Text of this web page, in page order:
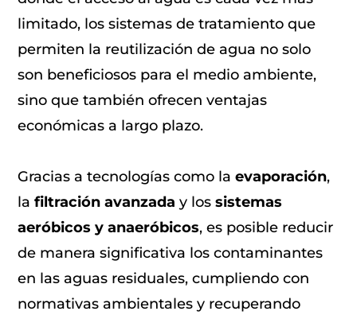
limitado, los sistemas de tratamiento que
permiten la reutilización de agua no solo
son beneficiosos para el medio ambiente,
sino que también ofrecen ventajas
económicas a largo plazo.
Gracias a tecnologías como laevaporación,
lafiltración avanzada y lossistemas
aeróbicos y anaeróbicos, es posible reducir
de manera significativa los contaminantes
en las aguas residuales, cumpliendo con
normativas ambientales y recuperando